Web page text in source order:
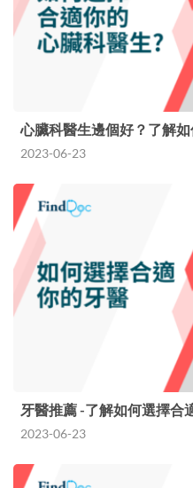
心臟科醫生邊個好？了解
2023-06-23
牙醫推薦 -了解如何選擇合
2023-06-23